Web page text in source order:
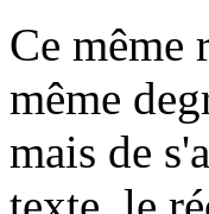
Ce même
même
mais de